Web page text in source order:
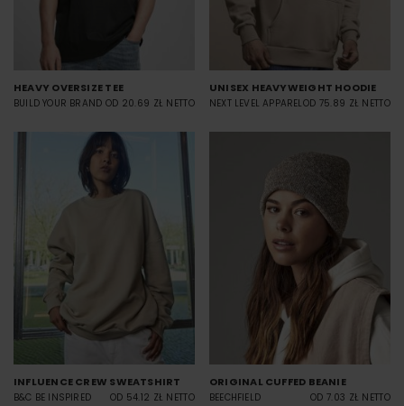
HEAVY OVERSIZE TEE
BUILD YOUR BRAND OD 20.69 ZŁ NETTO
UNISEX HEAVYWEIGHT HOODIE
NEXT LEVEL APPARELOD 75.89 ZŁ NETTO
INFLUENCE CREW SWEATSHIRT
B&C BE INSPIRED OD 54.12 ZŁ NETTO
ORIGINAL CUFFED BEANIE
BEECHFIELD OD 7.03 ZŁ NETTO